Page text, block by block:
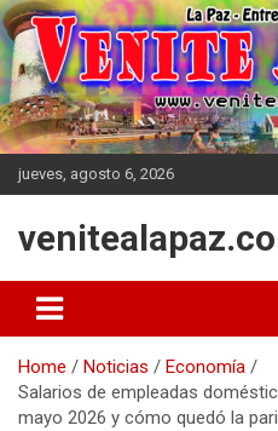
Skip
to
content
jueves, agosto 6, 2026
Home Noticias
Economía
Salarios de empleadas
mayo 2026 y cómo quedó la